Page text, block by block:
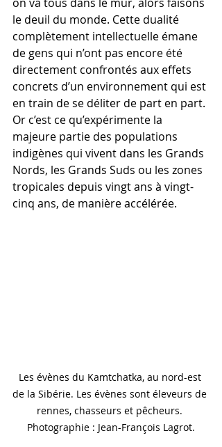
le deuil du monde. Cette dualité
complètement intellectuelle émane
de gens qui n’ont pas encore été
directement confrontés aux effets
concrets d’un environnement qui est
en train de se déliter de part en part.
Or c’est ce qu’expérimente la
majeure partie des populations
indigènes qui vivent dans les Grands
Nords, les Grands Suds ou les zones
tropicales depuis vingt ans à vingt-
cinq ans, de manière accélérée.
Les évènes du Kamtchatka, au nord-est
de la Sibérie. Les évènes sont éleveurs de
rennes, chasseurs et pêcheurs.
Photographie : Jean-François Lagrot.